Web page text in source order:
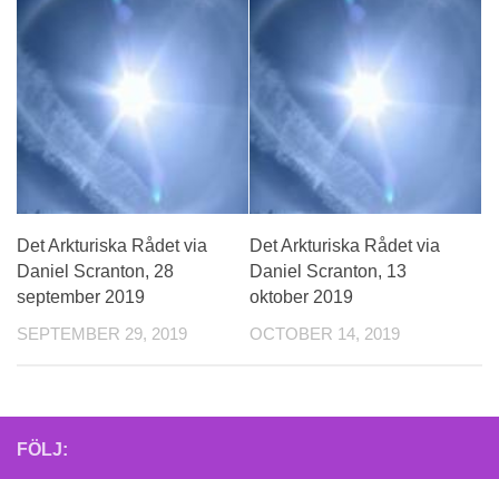
Det Arkturiska Rådet via
Daniel Scranton, 28
september 2019
SEPTEMBER 29, 2019
Det Arkturiska Rådet via
Daniel Scranton, 13
oktober 2019
OCTOBER 14, 2019
FÖLJ: